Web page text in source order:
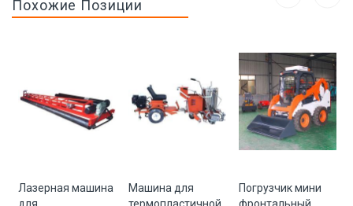
Похожие Позиции
Лазерная машина
для
Машина для
термопластичной
Погрузчик мини
фронтальный